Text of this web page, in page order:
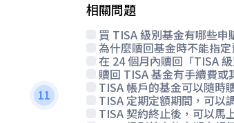
11
相關問題
買 TISA 級別基金有哪些
為什麼贖回基金時不能指
在 24 個月內贖回「TISA
贖回 TISA 基金有手續費或
TISA 帳戶的基金可以隨時
TISA 定期定額期間，可以
TISA 契約終止後，可以馬